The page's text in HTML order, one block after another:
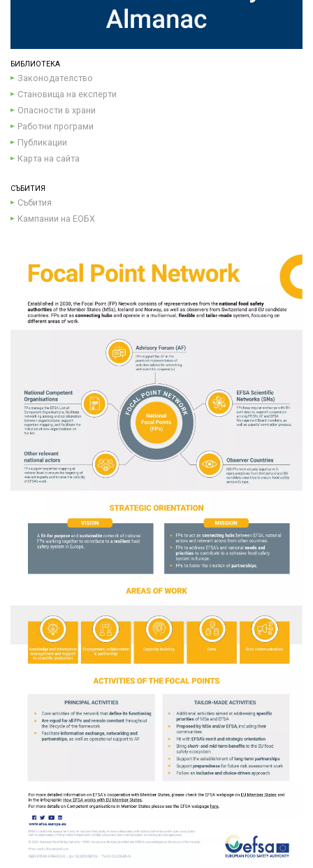
БИБЛИОТЕКА
Законодателство
Становища на експерти
Опасности в храни
Работни програми
Публикации
Карта на сайта
СЪБИТИЯ
Събития
Кампании на ЕОБХ